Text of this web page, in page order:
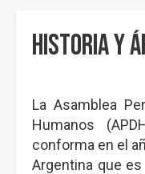
Historia y
La Asamblea
Humanos
conforma en el
Argentina que